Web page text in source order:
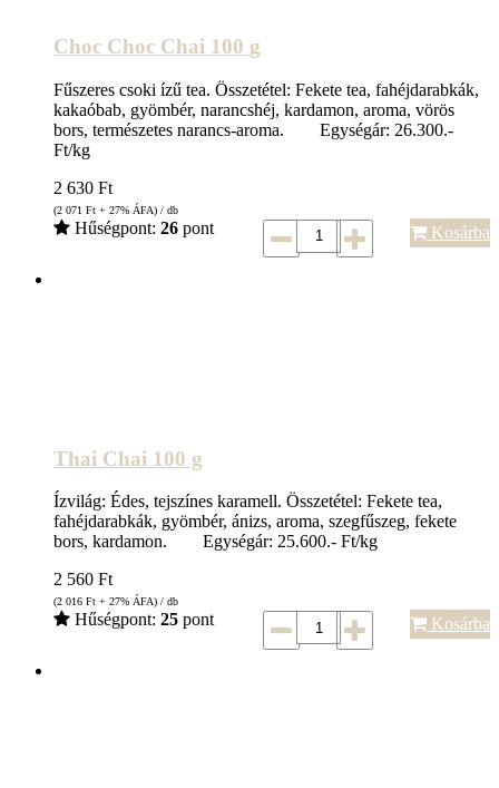
Choc Choc Chai 100 g
Fűszeres csoki ízű tea. Összetétel: Fekete tea, fahéjdarabkák,
kakaóbab, gyömbér, narancshéj, kardamon, aroma, vörös
bors, természetes narancs-aroma. Egységár: 26.300.-
Ft/kg
2 630 Ft
(2 071 Ft + 27% ÁFA) / db
Hűségpont: 26 pont Kosárba
Thai Chai 100 g
Ízvilág: Édes, tejszínes karamell. Összetétel: Fekete tea,
fahéjdarabkák, gyömbér, ánizs, aroma, szegfűszeg, fekete
bors, kardamon. Egységár: 25.600.- Ft/kg
2 560 Ft
(2 016 Ft + 27% ÁFA) / db
Hűségpont: 25 pont Kosárba